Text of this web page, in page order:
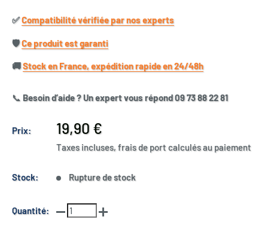
✅​Compatibilité vérifiée par nos experts
🛡️​Ce produit est garanti
🚚​Stock en France, expédition rapide en 24/48h
📞 Besoin d’aide ? Un expert vous répond 09 73 88 22 81
Prix:
Prix
réduit
19,90 €
Taxes incluses, frais de port calculés au paiement
Stock: Rupture de stock
Quantité: